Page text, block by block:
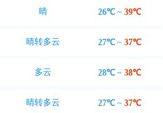
晴 26℃ ~ 39℃
晴转多云 27℃ ~ 37℃
多云 28℃ ~ 38℃
晴转多云 27℃ ~ 37℃